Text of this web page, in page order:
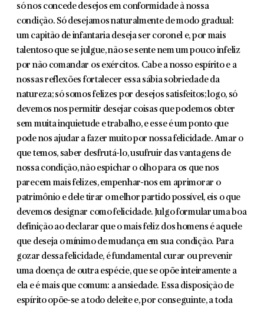
só nos concede desejos em conformidade à nossa
condição. Só desejamos naturalmente de modo gradual:
um capitão de infantaria deseja ser coronel e, por mais
talentoso que se julgue, não se sente nem um pouco infeliz
por não comandar os exércitos. Cabe a nosso espírito e a
nossas reflexões fortale­cer essa sábia sobriedade da
natureza; só somos felizes por desejos satisfeitos; logo, só
devemos nos permitir desejar coisas que podemos obter
sem muita inquietude e trabalho, e esse é um ponto que
pode nos ajudar a fazer muito por nossa felicidade. Amar o
que temos, saber desfrutá-lo, usufruir das vantagens de
nossa condição, não espichar o olho para os que nos
parecem mais felizes, empenhar-nos em aprimorar o
patrimônio e dele tirar o melhor partido possí­vel, eis o que
devemos designar como felicidade. Julgo formular uma boa
defi­nição ao declarar que o mais feliz dos homens é aquele
que deseja o mínimo de mudança em sua condição. Para
gozar dessa felicidade, é fundamental curar ou prevenir
uma doença de outra espécie, que se opõe inteiramente a
ela e é mais que comum: a ansiedade. Essa disposição de
espírito opõe-se a todo deleite e, por conseguinte, a toda